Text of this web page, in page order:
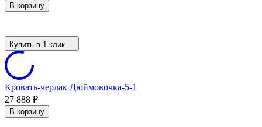
В корзину
Купить в 1 клик
Кровать-чердак Дюймовочка-5-1
27 888 ₽
В корзину